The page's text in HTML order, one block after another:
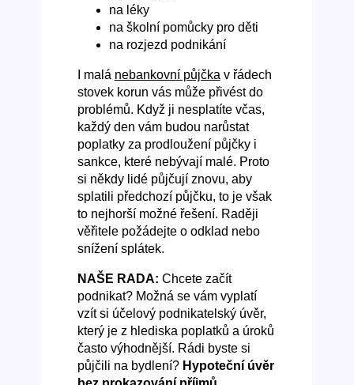
na léky
na školní pomůcky pro děti
na rozjezd podnikání
I malá nebankovní půjčka v řádech
stovek korun vás může přivést do
problémů. Když ji nesplatíte včas,
každý den vám budou narůstat
poplatky za prodloužení půjčky i
sankce, které nebývají malé. Proto
si někdy lidé půjčují znovu, aby
splatili předchozí půjčku, to je však
to nejhorší možné řešení. Raději
věřitele požádejte o odklad nebo
snížení splátek.
NAŠE RADA: Chcete začít
podnikat? Možná se vám vyplatí
vzít si účelový podnikatelský úvěr,
který je z hlediska poplatků a úroků
často výhodnější. Rádi byste si
půjčili na bydlení? Hypoteční úvěr